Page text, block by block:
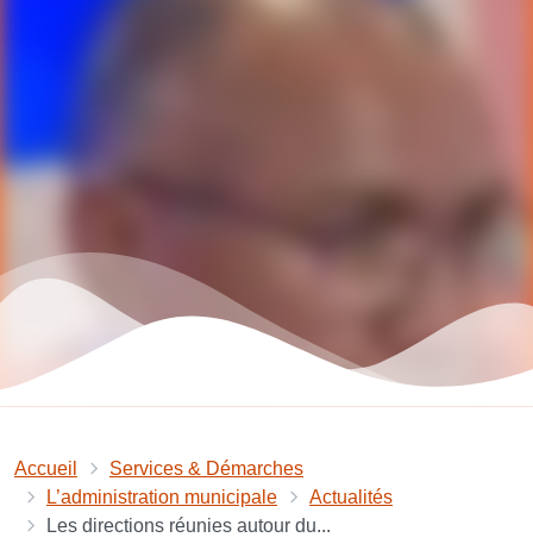
Accueil
Services & Démarches
L’administration municipale
Actualités
Les directions réunies autour du...